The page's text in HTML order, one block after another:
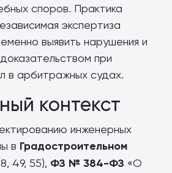
споров. Практика
экспертиза
выявить нарушения и
при
в арбитражных судах.
контекст
инженерных
в Градостроительном
49, 55), ФЗ № 384-ФЗ «О